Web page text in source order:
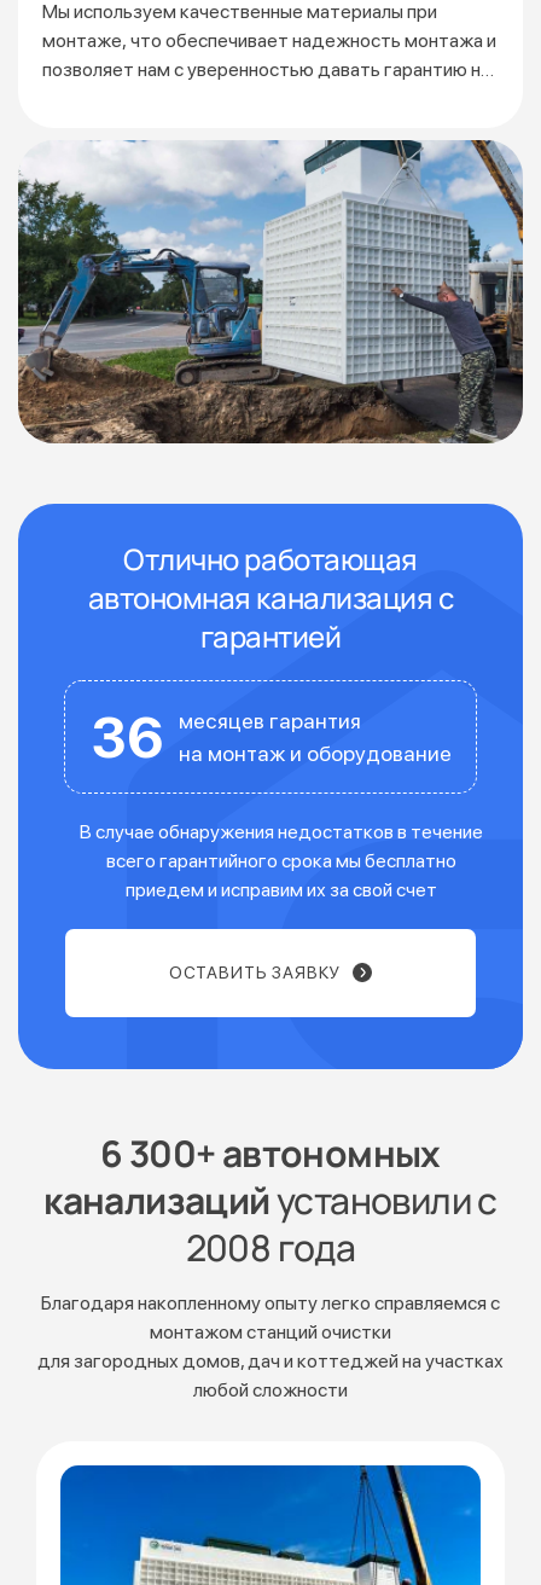
Мы используем качественные материалы при
монтаже, что обеспечивает надежность монтажа и
позволяет нам с уверенностью давать гарантию на
Отлично работающая
автономная канализация с
гарантией
36
месяцев гарантия
на монтаж и оборудование
В случае обнаружения недостатков в течение
всего гарантийного срока мы бесплатно
приедем и исправим их за свой счет
ОСТАВИТЬ ЗАЯВКУ
6 300+ автономных
канализацийустановили с
2008 года
Благодаря накопленному опыту легко справляемся с
монтажом станций очистки
для загородных домов, дач и коттеджей на участках
любой сложности